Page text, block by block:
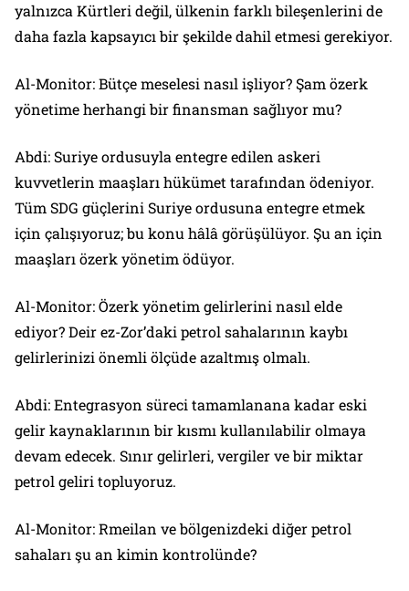
yalnızca Kürtleri değil, ülkenin farklı bileşenlerini de
daha fazla kapsayıcı bir şekilde dahil etmesi gerekiyor.
Al-Monitor: Bütçe meselesi nasıl işliyor? Şam özerk
yönetime herhangi bir finansman sağlıyor mu?
Abdi: Suriye ordusuyla entegre edilen askeri
kuvvetlerin maaşları hükümet tarafından ödeniyor.
Tüm SDG güçlerini Suriye ordusuna entegre etmek
için çalışıyoruz; bu konu hâlâ görüşülüyor. Şu an için
maaşları özerk yönetim ödüyor.
Al-Monitor: Özerk yönetim gelirlerini nasıl elde
ediyor? Deir ez-Zor’daki petrol sahalarının kaybı
gelirlerinizi önemli ölçüde azaltmış olmalı.
Abdi: Entegrasyon süreci tamamlanana kadar eski
gelir kaynaklarının bir kısmı kullanılabilir olmaya
devam edecek. Sınır gelirleri, vergiler ve bir miktar
petrol geliri topluyoruz.
Al-Monitor: Rmeilan ve bölgenizdeki diğer petrol
sahaları şu an kimin kontrolünde?